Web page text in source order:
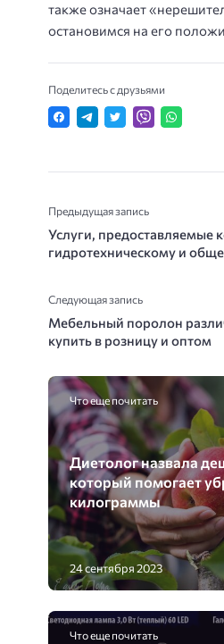
также означает
остановимся на его
Поделитесь с друзьями
Предыдущая запись
Услуги, предоставляемые
гидротехническому и
Следующая запись
Мебельный поролон
купить в розницу и оптом
Что еще почитать
Диетолог назвала
который помогает
килограммы
24 сентября 2023
Что еще почитать